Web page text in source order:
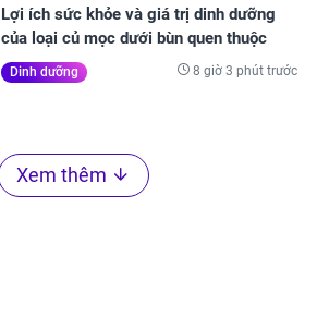
Lợi ích sức khỏe và giá trị dinh dưỡng
của loại củ mọc dưới bùn quen thuộc
Dinh dưỡng 8 giờ 3 phút trước
Xem thêm